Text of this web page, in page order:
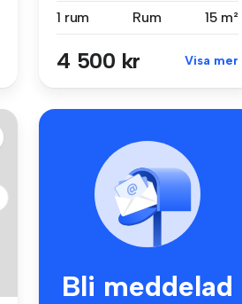
1 rum
Rum 15 m²
4 500 kr Visa mer
Bli meddelad